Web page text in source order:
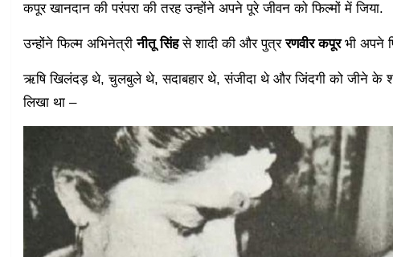
कपूर खानदान की परंपरा की तरह उन्होंने अपने पूरे जीवन को फिल्मों में जिया.
उन्होंने फिल्म अभिनेत्रीनीतू सिंहसे शादी की और पुत्ररणवीर कपूरभी अपने
ऋषि खिलंदड़ थे, चुलबुले थे, सदाबहार थे, संजीदा थे और जिंदगी को जीने के
लिखा था –